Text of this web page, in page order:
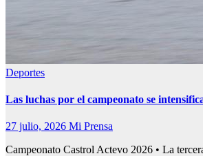
Deportes
Las luchas por el campeonato se
27 julio, 2026 Mi Prensa
Campeonato Castrol Actevo 2026 • La